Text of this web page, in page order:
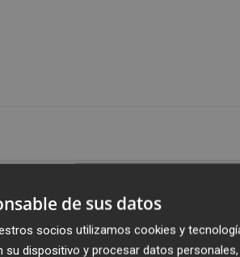
de este jueves prácticamente
18.179,7 puntos, en una apertura
97 dólares el barril ante las
de sus datos
socios utilizamos cookies y
su dispositivo y procesar datos